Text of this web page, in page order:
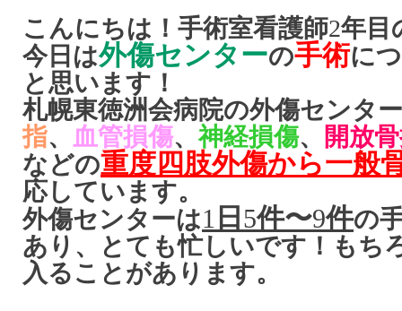
こんにちは！手術室看護師2年目
今日は外傷センターの手術に
と思います！
札幌東徳洲会病院の外傷センタ
指、 血管損傷、神経損傷、
開放
などの重度四肢外傷から一般
応しています。
外傷センターは1 日 5件〜9件の
あり、とても忙しいです！もち
入ることがあります。